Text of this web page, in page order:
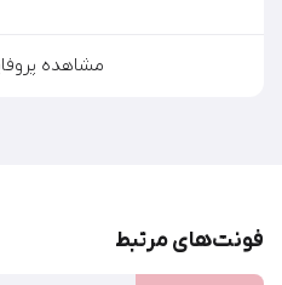
مشاهده
فونت‌‌های مرتبط